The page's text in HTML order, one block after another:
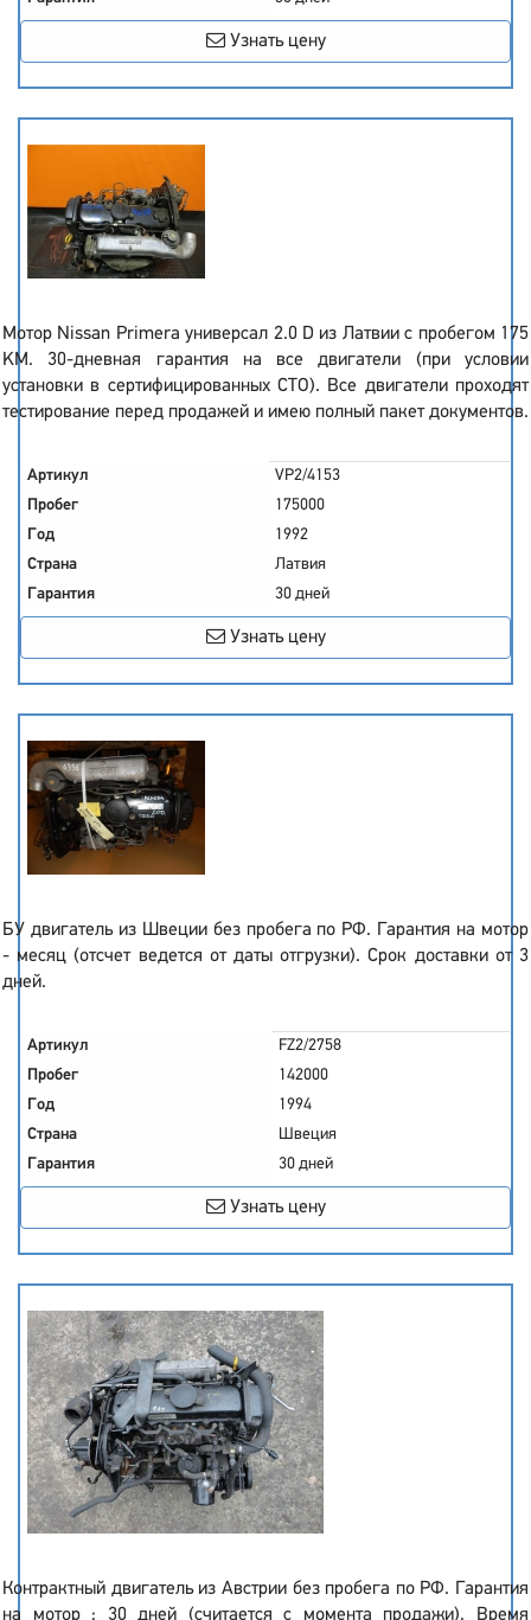
Узнать цену
Мотор Nissan Primera универсал 2.0 D из Латвии с пробегом 175
KM. 30-дневная гарантия на все двигатели (при условии
установки в сертифицированных СТО). Все двигатели проходят
тестирование перед продажей и имею полный пакет документов.
Артикул
VP2/4153
Пробег
175000
Год
1992
Страна
Латвия
Гарантия
30 дней
Узнать цену
БУ двигатель из Швеции без пробега по РФ. Гарантия на мотор
- месяц (отсчет ведется от даты отгрузки). Срок доставки от 3
дней.
Артикул
FZ2/2758
Пробег
142000
Год
1994
Страна
Швеция
Гарантия
30 дней
Узнать цену
Контрактный двигатель из Австрии без пробега по РФ. Гарантия
на мотор : 30 дней (считается с момента продажи). Время